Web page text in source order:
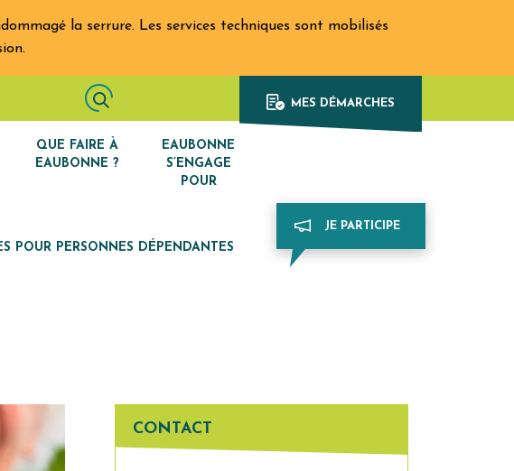
la serrure. Les services techniques sont mobilisés
Instagram
compte Linkedin
vers la chaîne YoutubeAfficher la recherche
MES DÉMARCHES
QUE FAIRE À
EAUBONNE ?
EAUBONNE
S’ENGAGE
POUR
JE PARTICIPE
POUR PERSONNES DÉPENDANTES
CONTACT